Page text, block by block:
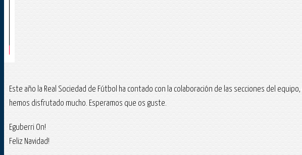
Este año la Real Sociedad de Fútbol ha contado con la colaboración de las secciones del
hemos disfrutado mucho. Esperamos que os guste.
Eguberri On!
Feliz Navidad!